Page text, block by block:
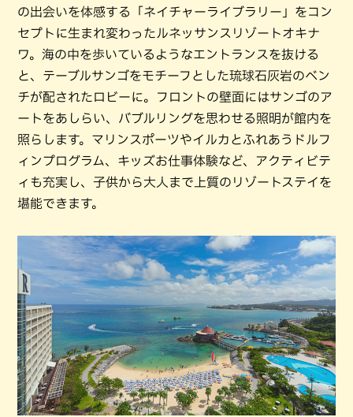
の出会いを体感する「ネイチャーライブラリー」をコン
セプトに生まれ変わったルネッサンスリゾートオキナ
ワ。海の中を歩いているようなエントランスを抜ける
と、テーブルサンゴをモチーフとした琉球石灰岩のベン
チが配されたロビーに。フロントの壁面にはサンゴのア
ートをあしらい、バブルリングを思わせる照明が館内を
照らします。マリンスポーツやイルカとふれあうドルフ
ィンプログラム、キッズお仕事体験など、アクティビテ
ィも充実し、子供から大人まで上質のリゾートステイを
堪能できます。